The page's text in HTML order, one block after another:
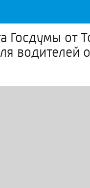
Госдумы от
водителей